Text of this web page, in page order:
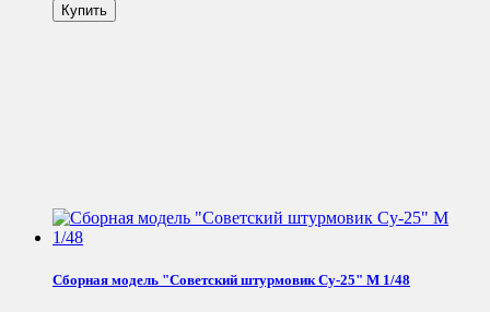
Сборная модель "Советский штурмовик Су-25" М 1/48